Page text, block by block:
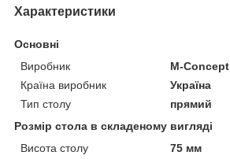
Характеристики
Основні
Виробник
M-Concept
Країна виробник
Україна
Тип столу
прямий
Розмір стола в складеному вигляді
Висота столу
75 мм